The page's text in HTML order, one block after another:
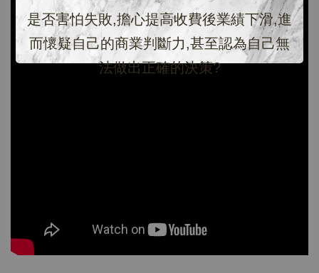
是否害怕失敗,擔心提高收費後業績下滑,進
而懷疑自己的商業判斷力,甚至認為自己無
法做出正確的決策?